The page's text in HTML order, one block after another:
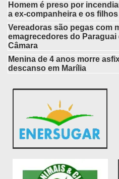
Homem é preso por
a ex-companheira e os
Vereadoras são pegas com
emagrecedores do
Câmara
Menina de 4 anos morre
descanso em Marília